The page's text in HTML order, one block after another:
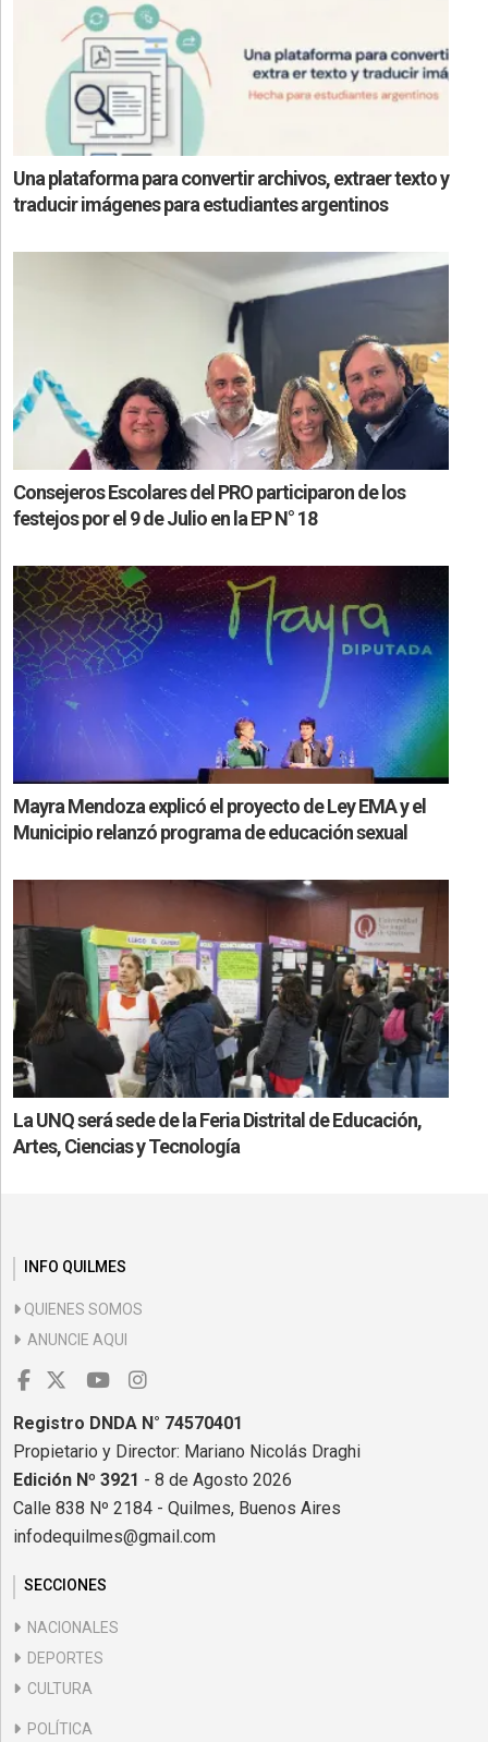
Una plataforma para convertir archivos, extraer texto y
traducir imágenes para estudiantes argentinos
Consejeros Escolares del PRO participaron de los
festejos por el 9 de Julio en la EP N° 18
Mayra Mendoza explicó el proyecto de Ley EMA y el
Municipio relanzó programa de educación sexual
La UNQ será sede de la Feria Distrital de Educación,
Artes, Ciencias y Tecnología
INFO QUILMES
QUIENES SOMOS
ANUNCIE AQUI
Registro DNDA N° 74570401
Propietario y Director: Mariano Nicolás Draghi
Edición Nº 3921 - 8 de Agosto 2026
Calle 838 Nº 2184 - Quilmes, Buenos Aires
infodequilmes@gmail.com
SECCIONES
NACIONALES
DEPORTES
CULTURA
POLÍTICA